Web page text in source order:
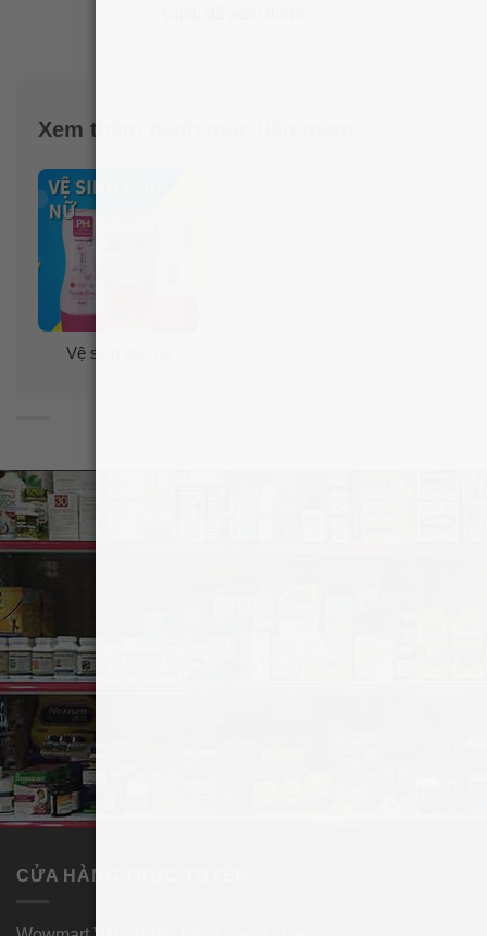
Spray đã được bác sĩ phụ khoa ở Mỹ kiểm chứng.
Thành phần xịt phụ khoa Summer’s Eve
Tropical Rain Freshening Spray
Xem thêm danh mục liên quan
Vệ sinh phụ nữ
CỬA HÀNG TRỰC TUYẾN